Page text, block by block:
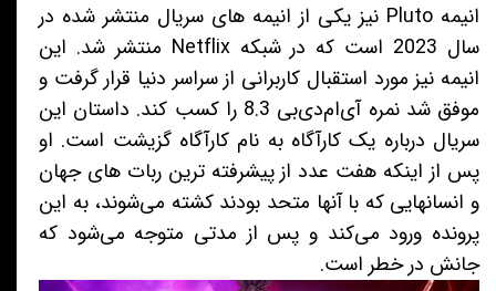
انیمه Pluto نیز یکی از انیمه های سریال منتشر شده در
سال 2023 است که در شبکه Netflix منتشر شد. این
انیمه نیز مورد استقبال کاربرانی از سراسر دنیا قرار گرفت و
موفق شد نمره آی‌ام‌دی‌بی 8.3 را کسب کند. داستان این
سریال درباره یک کارآگاه به نام کارآگاه گزیشت است. او
پس از اینکه هفت عدد از پیشرفته ترین ربات های جهان
و انسانهایی که با آنها متحد بودند کشته می‌شوند، به این
پرونده ورود می‌کند و پس از مدتی متوجه می‌شود که
جانش در خطر است.